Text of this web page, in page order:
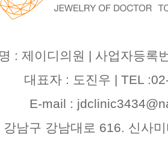
: 제이디의원 | 사업자등록
대표자 : 도진우 | TEL
E-mail :
강남구 강남대로 616. 신사